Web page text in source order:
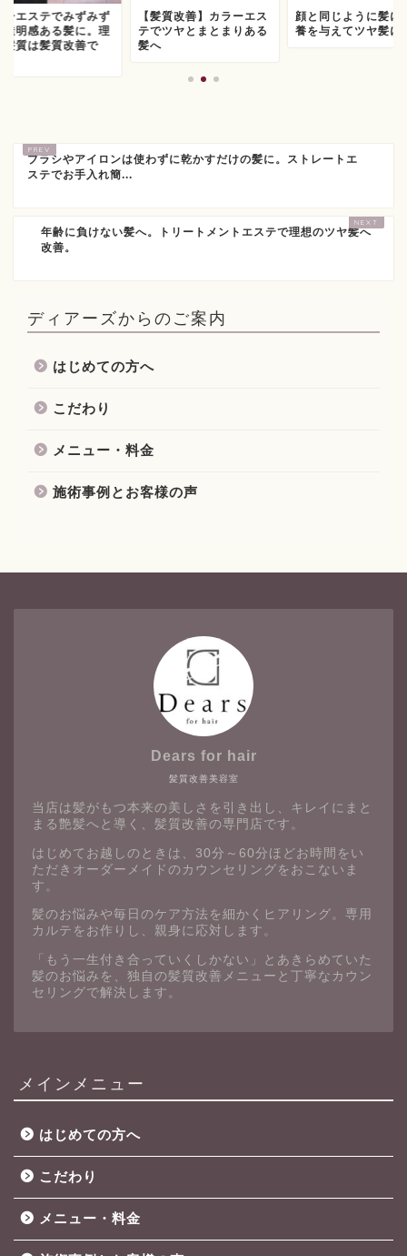
ーエステでみずみず
透明感ある髪に。理
髪質は髪質改善で
【髪質改善】カラーエス
テでツヤとまとまりある
髪へ
顔と同じように髪に
養を与えてツヤ髪に
ブラシやアイロンは使わずに乾かすだけの髪に。ストレートエ
ステでお手入れ簡...
年齢に負けない髪へ。トリートメントエステで理想のツヤ髪へ
改善。
ディアーズからのご案内
はじめての方へ
こだわり
メニュー・料金
施術事例とお客様の声
髪質改善美容室
Dears for hair
当店は髪がもつ本来の美しさを引き出し、キレイにまと
まる艶髪へと導く、髪質改善の専門店です。
はじめてお越しのときは、30分～60分ほどお時間をい
ただきオーダーメイドのカウンセリングをおこないま
す。
髪のお悩みや毎日のケア方法を細かくヒアリング。専用
カルテをお作りし、親身に応対します。
「もう一生付き合っていくしかない」とあきらめていた
髪のお悩みを、独自の髪質改善メニューと丁寧なカウン
セリングで解決します。
メインメニュー
はじめての方へ
こだわり
メニュー・料金